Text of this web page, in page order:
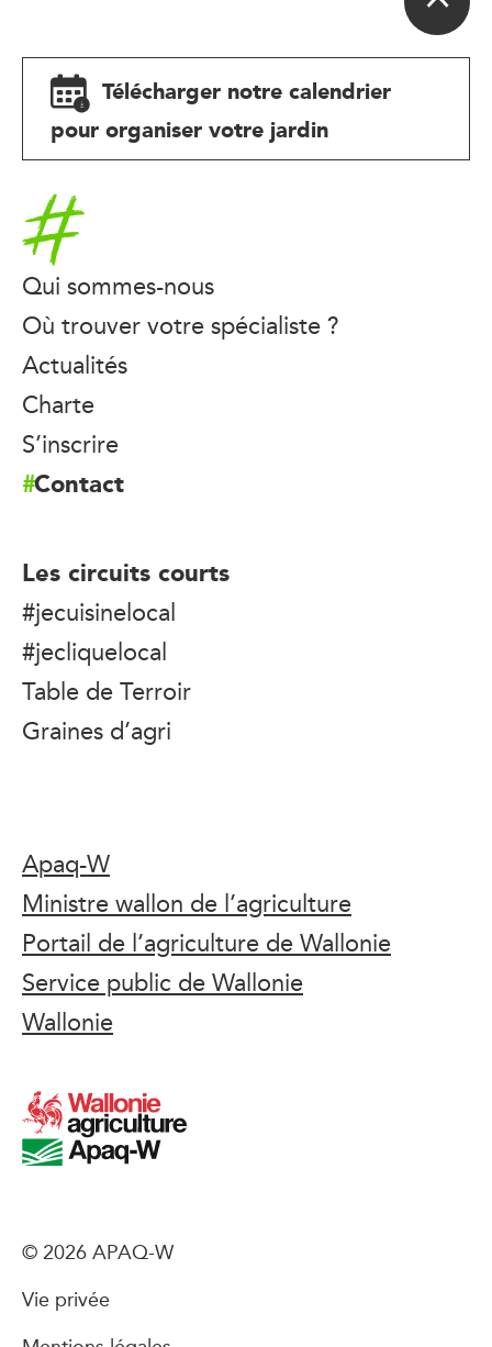
Télécharger notre calendrier
pour organiser votre jardin
Accueil
Qui sommes-nous
Où trouver votre spécialiste ?
Actualités
Charte
S’inscrire
Contact
Les circuits courts
#jecuisinelocal
#jecliquelocal
Table de Terroir
Graines d’agri
Apaq-W
Ministre wallon de l’agriculture
Portail de l’agriculture de Wallonie
Service public de Wallonie
Wallonie
© 2026 APAQ-W
Vie privée